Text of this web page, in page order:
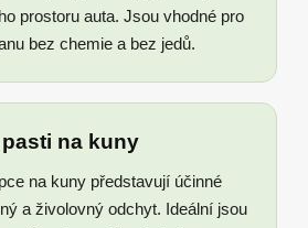
prostoru auta. Jsou vhodné pro
bez chemie a bez jedů.
na kuny
na kuny představují účinné
a živolovný odchyt. Ideální jsou